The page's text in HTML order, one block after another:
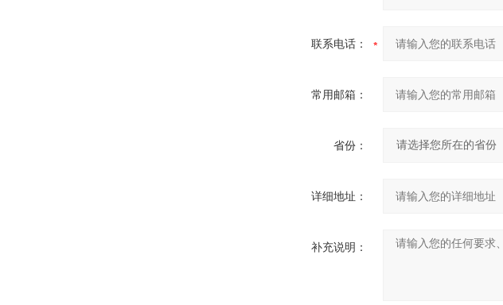
联系电话：
常用邮箱：
省份：
详细地址：
补充说明：